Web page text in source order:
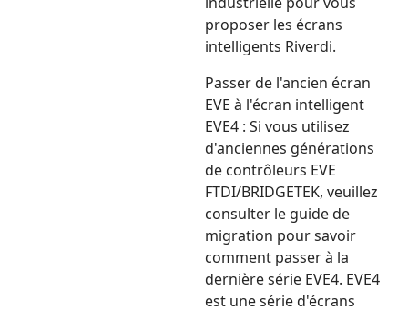
proposer les écrans
intelligents Riverdi.
Passer de l'ancien écran
EVE à l'écran intelligent
EVE4 : Si vous utilisez
d'anciennes générations
de contrôleurs EVE
FTDI/BRIDGETEK, veuillez
consulter le guide de
migration pour savoir
comment passer à la
dernière série EVE4. EVE4
est une série d'écrans